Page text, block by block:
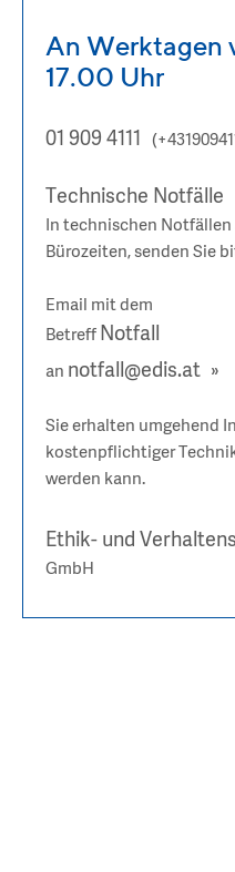
An Werktagen
17.00 Uhr
01 909 4111
Technische Notfälle
In technischen
Bürozeiten, senden Sie
Email mit dem
Betreff Notfall
an notfall@edis.at
Sie erhalten umgehend
kostenpflichtiger
werden kann.
Ethik- und
GmbH